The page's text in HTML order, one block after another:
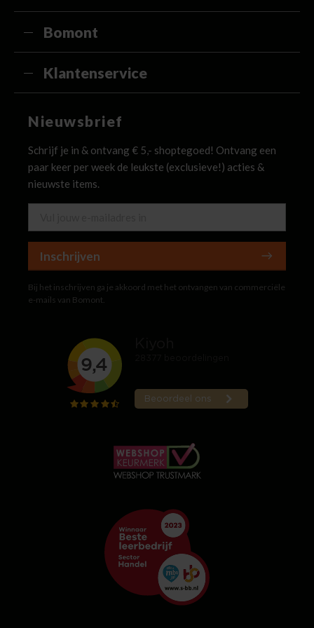
Bomont
Klantenservice
Nieuwsbrief
Schrijf je in & ontvang € 5,- shoptegoed! Ontvang een
paar keer per week de leukste (exclusieve!) acties &
nieuwste items.
Inschrijven
Bij het inschrijven ga je akkoord met het ontvangen van commerciële
e-mails van Bomont.